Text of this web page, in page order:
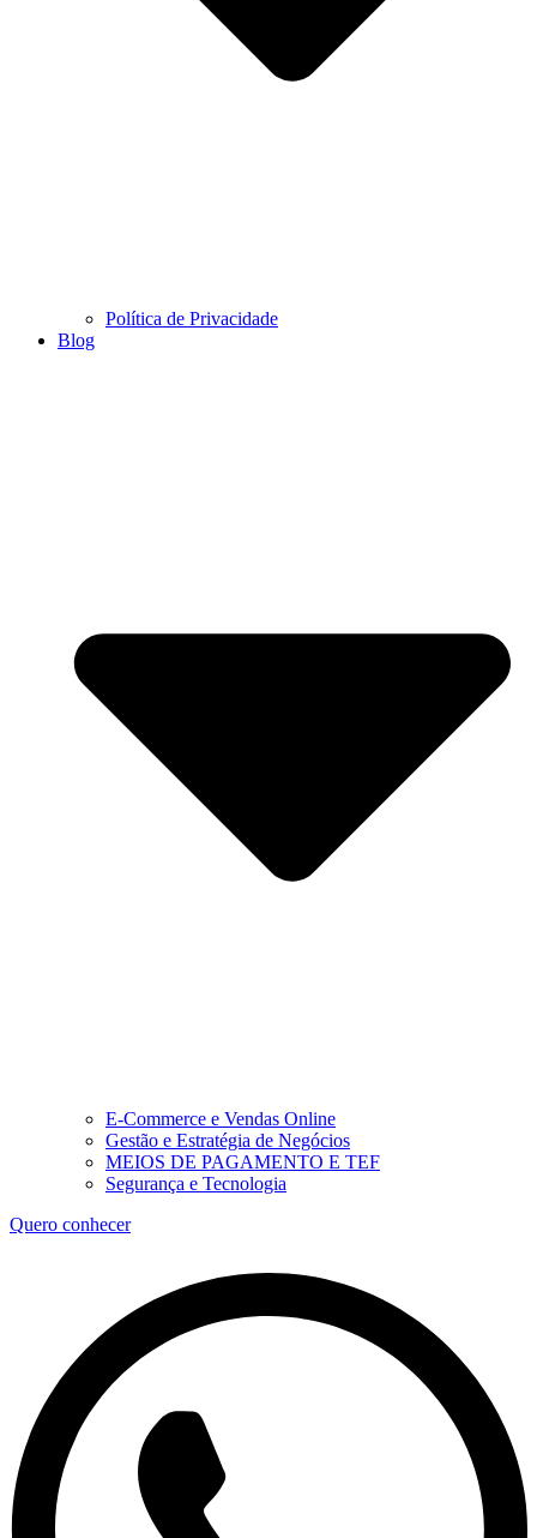
Política de Privacidade
Blog
E-Commerce e Vendas Online
Gestão e Estratégia de Negócios
MEIOS DE PAGAMENTO E TEF
Segurança e Tecnologia
Quero conhecer